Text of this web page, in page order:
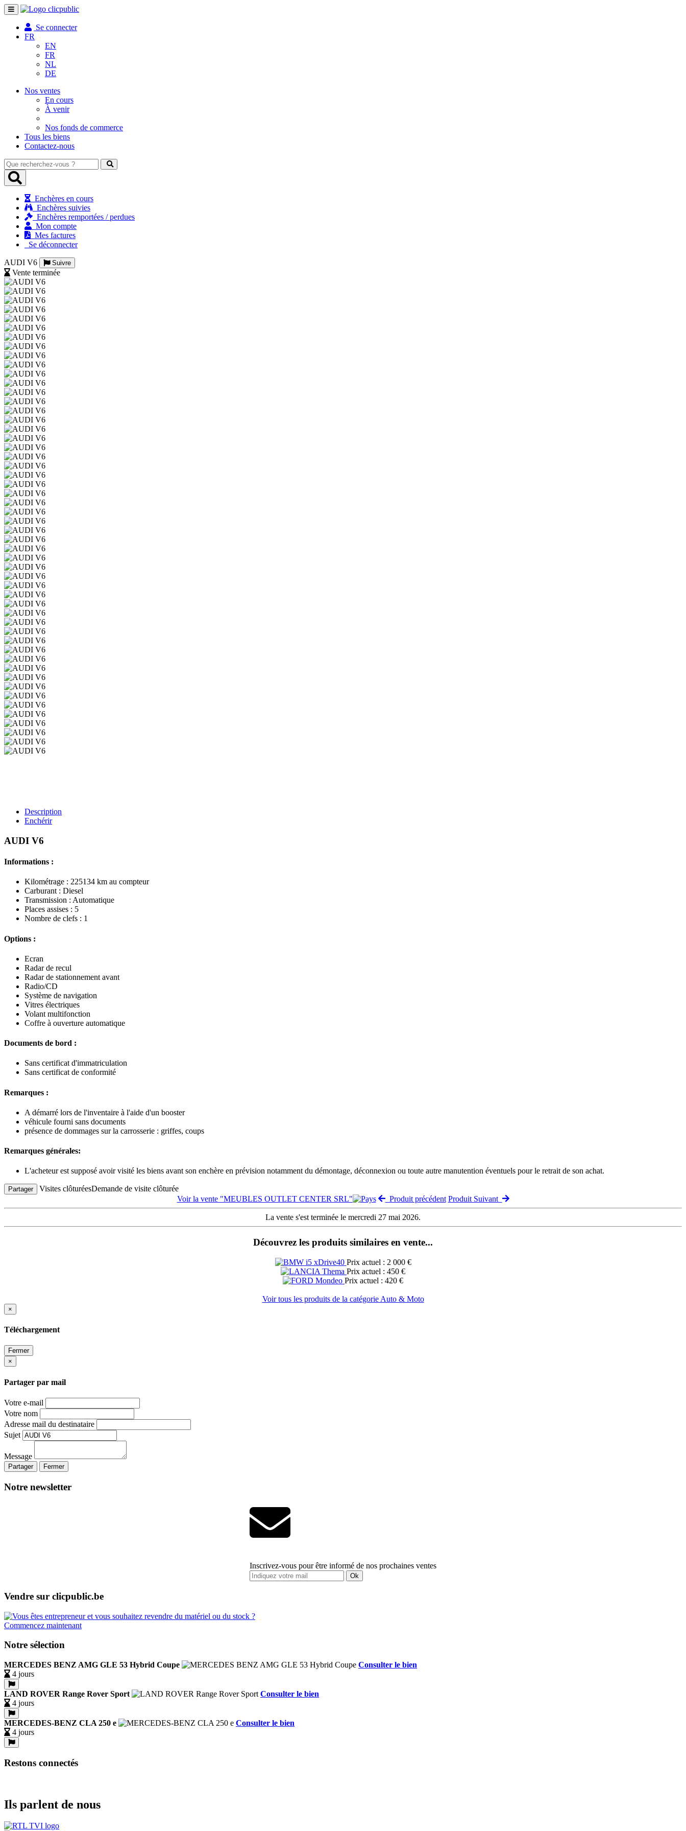
Toggle
navigation
Se connecter
FR
EN
FR
NL
DE
Nos ventes
En cours
À venir
Nos fonds de commerce
Tous les biens
Contactez-nous
Que
recherchez-
vous
Enchères en cours
Enchères suivies
Enchères remportées / perdues
Mon compte
Mes factures
Se déconnecter
AUDI V6 Suivre
Vente terminée
Description
Enchérir
AUDI V6
Informations :
Kilométrage : 225134 km au compteur
Carburant : Diesel
Transmission : Automatique
Places assises : 5
Nombre de clefs : 1
Options :
Ecran
Radar de recul
Radar de stationnement avant
Radio/CD
Système de navigation
Vitres électriques
Volant multifonction
Coffre à ouverture automatique
Documents de bord :
Sans certificat d'immatriculation
Sans certificat de conformité
Remarques :
A démarré lors de l'inventaire à l'aide d'un booster
véhicule fourni sans documents
présence de dommages sur la carrosserie : griffes, coups
Remarques générales:
L'acheteur est supposé avoir visité les biens avant son enchère en prévision notamment du démontage, déconnexion ou toute autre manutention éventuels pour le retrait de son achat.
Partager Visites clôturéesDemande de visite clôturée
Voir la vente "MEUBLES OUTLET CENTER SRL"
Produit précédent Produit Suivant
La vente s'est terminée le mercredi 27 mai 2026.
Découvrez les produits similaires en vente...
Prix actuel : 2 000 €
Prix actuel : 450 €
Prix actuel : 420 €
Voir tous les produits de la catégorie Auto & Moto
×
Téléchargement
Fermer
×
Partager par mail
Votre e-mail
Votre nom
Adresse mail du destinataire
Sujet
Message
Partager Fermer
Notre newsletter
Inscrivez-vous pour être informé de nos prochaines ventes
Ok
Vendre sur clicpublic.be
Commencez maintenant
Notre sélection
MERCEDES BENZ AMG GLE 53 Hybrid Coupe
Consulter le bien
4 jours
LAND ROVER Range Rover Sport
Consulter le bien
4 jours
MERCEDES-BENZ CLA 250 e
Consulter le bien
4 jours
Restons connectés
Ils parlent de nous